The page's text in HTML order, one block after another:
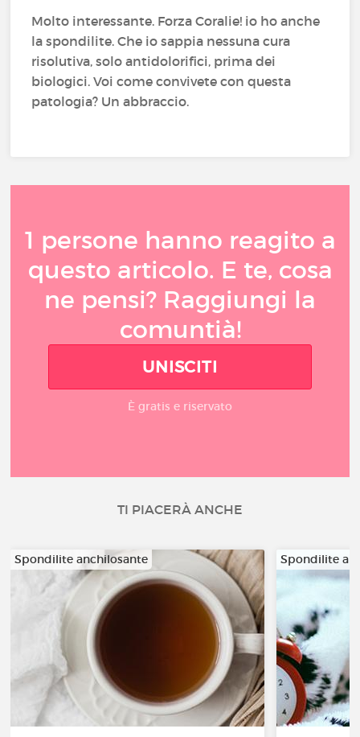
Molto interessante. Forza Coralie! io ho anche
la spondilite. Che io sappia nessuna cura
risolutiva, solo antidolorifici, prima dei
biologici. Voi come convivete con questa
patologia? Un abbraccio.
1 persone hanno reagito a
questo articolo. E te, cosa
ne pensi? Raggiungi la
comuntià!
UNISCITI
È gratis e riservato
TI PIACERÀ ANCHE
Spondilite anchilosante Spondilite